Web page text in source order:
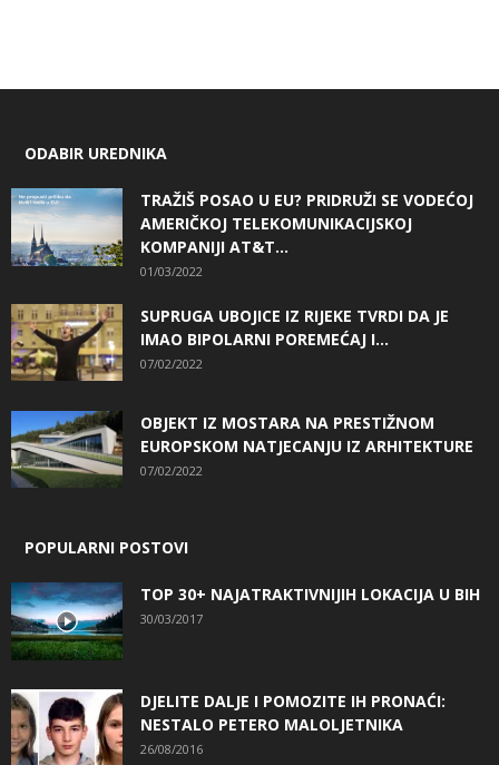
ODABIR UREDNIKA
TRAŽIŠ POSAO U EU? PRIDRUŽI SE VODEĆOJ
AMERIČKOJ TELEKOMUNIKACIJSKOJ
KOMPANIJI AT&T...
01/03/2022
SUPRUGA UBOJICE IZ RIJEKE TVRDI DA JE
IMAO BIPOLARNI POREMEĆAJ I...
07/02/2022
OBJEKT IZ MOSTARA NA PRESTIŽNOM
EUROPSKOM NATJECANJU IZ ARHITEKTURE
07/02/2022
POPULARNI POSTOVI
TOP 30+ NAJATRAKTIVNIJIH LOKACIJA U BIH
30/03/2017
DJELITE DALJE I POMOZITE IH PRONAĆI:
NESTALO PETERO MALOLJETNIKA
26/08/2016